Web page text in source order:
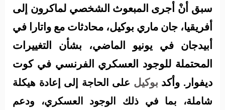
سبق أنْ أجرى المبعوث الشخصي لماكرون إلى
أفريقيا، جان ماري بوكيل، محادثات مع واتارا في
أبيدجان في يونيو الماضي، بشأن التغييرات
المحتملة للوجود العسكري الفرنسي في كوت
ديفوار. وأكد بوكيل على الحاجة إلى إعادة هيكلة
شاملة، بما في ذلك الوجود العسكري، ودعم